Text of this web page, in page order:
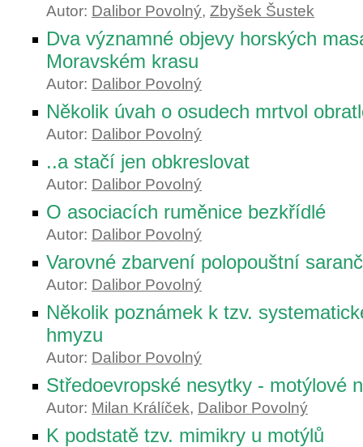
Autor: Dalibor Povolný, Zbyšek Šustek
Dva významné objevy horských
Moravském krasu
Autor: Dalibor Povolný
Několik úvah o osudech mrtvol
Autor: Dalibor Povolný
..a stačí jen obkreslovat
Autor: Dalibor Povolný
O asociacích ruměnice bezkřídlé
Autor: Dalibor Povolný
Varovné zbarvení polopouštní
Autor: Dalibor Povolný
Několik poznámek k tzv.
hmyzu
Autor: Dalibor Povolný
Středoevropské nesytky - motýlové
Autor: Milan Králíček, Dalibor Povolný
K podstatě tzv. mimikry u motýlů